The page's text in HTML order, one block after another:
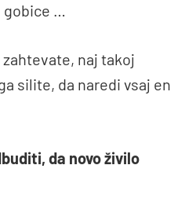
gobice …
naj takoj
silite, da naredi vsaj en
da novo živilo